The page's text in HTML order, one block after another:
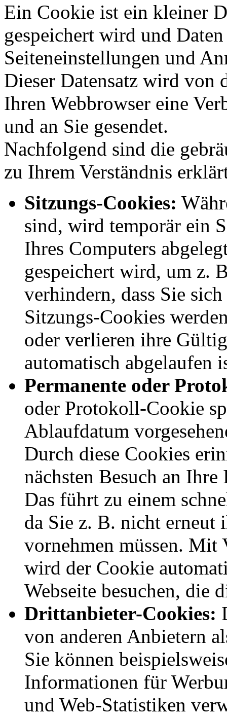
Ein Cookie ist ein kleiner
gespeichert wird und
Seiteneinstellungen und
Dieser Datensatz wird von
Ihren Webbrowser eine
und an Sie gesendet.
Nachfolgend sind die
zu Ihrem Verständnis
Sitzungs-Cookies:
sind, wird temporär ein
Ihres Computers
gespeichert wird, um z.
verhindern, dass Sie
Sitzungs-Cookies
oder verlieren ihre
automatisch abgelaufen
Permanente oder
oder Protokoll-Cookie
Ablaufdatum
Durch diese Cookies
nächsten Besuch an
Das führt zu einem
da Sie z. B. nicht erneut
vornehmen müssen. Mit
wird der Cookie
Webseite besuchen, die
Drittanbieter-Cookies:
von anderen Anbietern
Sie können
Informationen für
und Web-Statistiken